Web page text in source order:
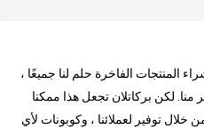
المنتجات الفاخرة حلم لنا جميعًا ،
لكن بركاتلان تجعل هذا ممكنا
توفير لعملائنا ، وكوبونات لأي